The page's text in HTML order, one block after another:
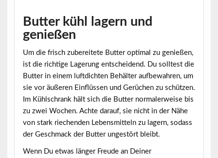
Butter kühl lagern und
genießen
Um die frisch zubereitete Butter optimal zu genießen,
ist die richtige Lagerung entscheidend. Du solltest die
Butter in einem luftdichten Behälteraufbewahren, um
sie vor äußeren Einflüssen und Gerüchen zu schützen.
Im Kühlschrank hält sich die Butter normalerweise bis
zu zwei Wochen. Achte darauf, sie nicht in der Nähe
von stark riechenden Lebensmitteln zu lagern, sodass
der Geschmack der Butter ungestört bleibt.
Wenn Du etwas länger Freude an Deiner